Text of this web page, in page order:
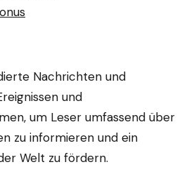
Nachrichten und
und
um Leser umfassend über
zu informieren und ein
Welt zu fördern.